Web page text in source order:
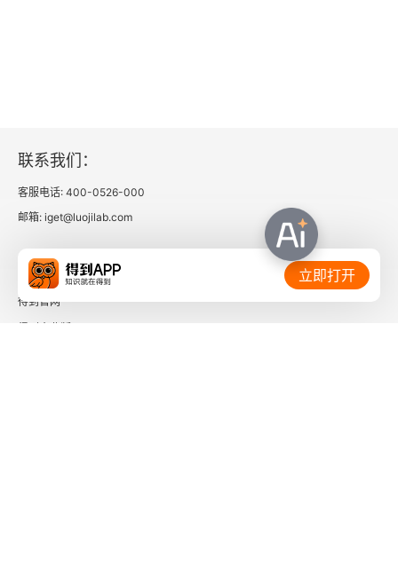
第五篇 吸虫病
第四十章 血吸虫病（概述）
第四十二章 曼氏血吸虫病
第四十三章 埃及血吸虫病
联系我们：
客服电话: 400-0526-000
邮箱: iget@luojilab.com
相关链接：
得到官网
立即打开